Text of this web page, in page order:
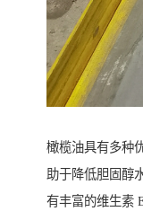
橄榄油具有多种
助于降低胆固醇
有丰富的维生素